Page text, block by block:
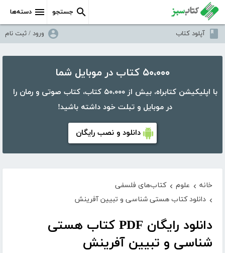
دسته‌ها جستجو
آپلود کتاب ورود / ثبت نام
۵۰،۰۰۰ کتاب در موبایل شما
با اپلیکیشن کتابراه، بیش از ۵۰،۰۰۰ کتاب، کتاب صوتی و رمان را
در موبایل و تبلت خود داشته باشید!
دانلود و نصب رایگان
خانه › علوم › کتاب‌های فلسفی
› دانلود کتاب هستی شناسی و تبیین آفرینش
دانلود رایگان PDF کتاب هستی
شناسی و تبیین آفرینش